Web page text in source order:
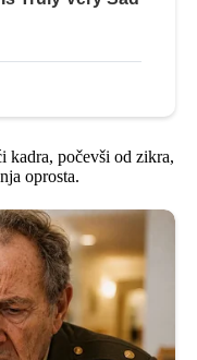
kadra, počevši od zikra,
oprosta.